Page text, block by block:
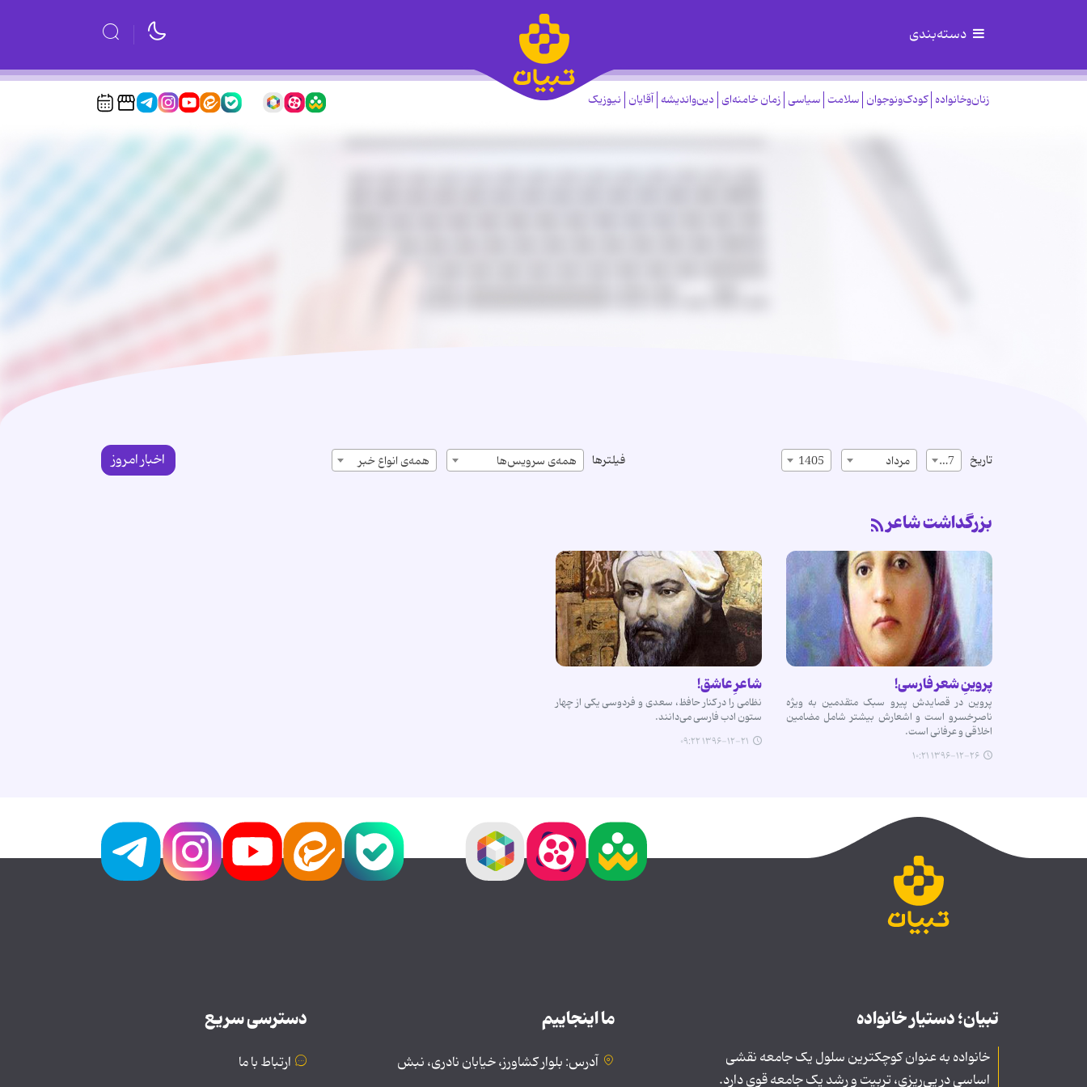
دسته‌بندی
زنان‌وخانواده کودک‌ونوجوان سلامت سیاسی زمان خامنه‌ای دین‌واندیشه آقایان نیوزیک
تاریخ 17 مرداد 1405 فیلترها همه‌ی سرویس‌ها همه‌ی انواع خبر اخبار امروز
بزرگداشت شاعر
پروینِ شعر فارسی!
پروین در قصایدش پیرو سبک متقدمین به ویژه
ناصرخسرو است و اشعارش بیشتر شامل مضامین
اخلاقی و عرفانی است.
۱۳۹۶-۱۲-۲۶ ۱۰:۲۱
شاعرِ عاشق!
نظامی را در کنار حافظ، سعدی و فردوسی یکی از چهار
ستون ادب فارسی می‌دانند.
۱۳۹۶-۱۲-۲۱ ۰۹:۲۲
تبیان؛ دستیار خانواده
خانواده به عنوان کوچکترین سلول یک جامعه نقشی
اساسی در پی‌ریزی، تربیت و رشد یک جامعه قوی دارد.
ما اینجاییم
آدرس: بلوار کشاورز، خیابان نادری، نبش
دسترسی سریع
ارتباط با ما